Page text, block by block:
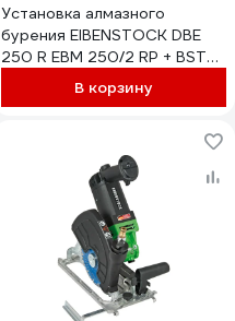
Установка алмазного
бурения EIBENSTOCK DBE
250 R EBM 250/2 RP + BST
250 0352I000В корзину